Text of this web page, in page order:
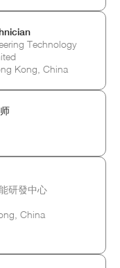
Technology
Kong, China
研發中心
China